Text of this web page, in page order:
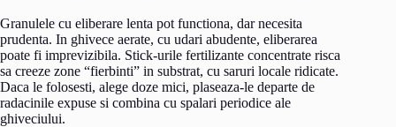
Granulele cu eliberare lenta pot functiona, dar necesita
prudenta. In ghivece aerate, cu udari abudente, eliberarea
poate fi imprevizibila. Stick-urile fertilizante concentrate risca
sa creeze zone “fierbinti” in substrat, cu saruri locale ridicate.
Daca le folosesti, alege doze mici, plaseaza-le departe de
radacinile expuse si combina cu spalari periodice ale
ghiveciului.